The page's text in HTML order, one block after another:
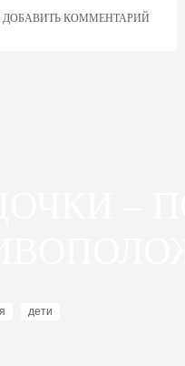
ДОБАВИТЬ КОММЕНТАРИЙ
дети